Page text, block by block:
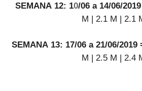
SEMANA 12: 10/06 a 14/06/
M | 2.1 M | 2.1
SEMANA 13: 17/06 a 21/06/2019
M | 2.5 M | 2.4